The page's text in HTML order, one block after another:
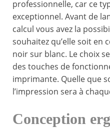
professionnelle, car ce
exceptionnel. Avant de
calcul vous avez la
souhaitez qu’elle soit en
noir sur blanc. Le choix
des touches de
imprimante. Quelle que
l’impression sera à
Conception